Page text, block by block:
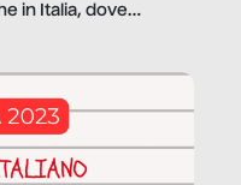
in Italia, dove